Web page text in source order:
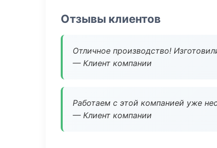
Отзывы клиентов
Отличное производство!
— Клиент компании
Работаем с этой компанией уже
— Клиент компании